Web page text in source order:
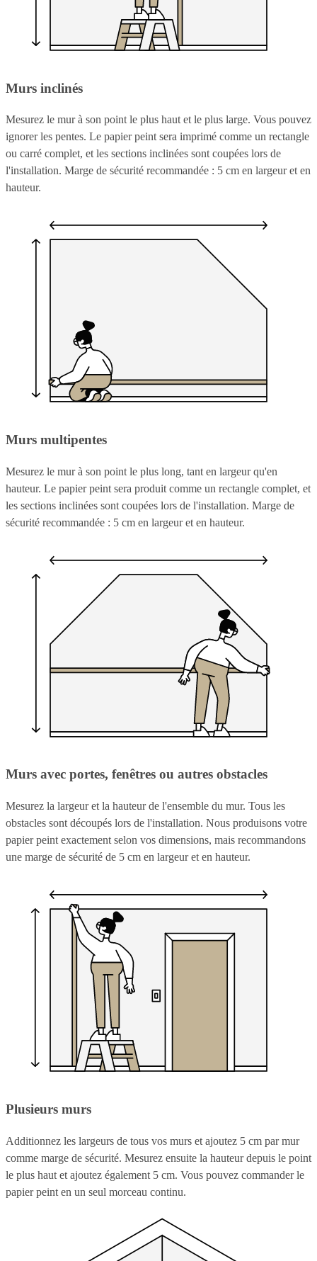
Murs inclinés
Mesurez le mur à son point le plus haut et le plus large. Vous pouvez
ignorer les pentes. Le papier peint sera imprimé comme un rectangle
ou carré complet, et les sections inclinées sont coupées lors de
l'installation. Marge de sécurité recommandée : 5 cm en largeur et en
hauteur.
Murs multipentes
Mesurez le mur à son point le plus long, tant en largeur qu'en
hauteur. Le papier peint sera produit comme un rectangle complet, et
les sections inclinées sont coupées lors de l'installation. Marge de
sécurité recommandée : 5 cm en largeur et en hauteur.
Murs avec portes, fenêtres ou autres obstacles
Mesurez la largeur et la hauteur de l'ensemble du mur. Tous les
obstacles sont découpés lors de l'installation. Nous produisons votre
papier peint exactement selon vos dimensions, mais recommandons
une marge de sécurité de 5 cm en largeur et en hauteur.
Plusieurs murs
Additionnez les largeurs de tous vos murs et ajoutez 5 cm par mur
comme marge de sécurité. Mesurez ensuite la hauteur depuis le point
le plus haut et ajoutez également 5 cm. Vous pouvez commander le
papier peint en un seul morceau continu.